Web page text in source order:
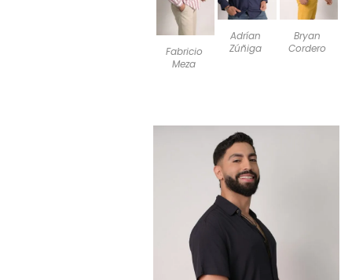
Fabricio
Meza
Adrían
Zúñiga
Bryan
Cordero